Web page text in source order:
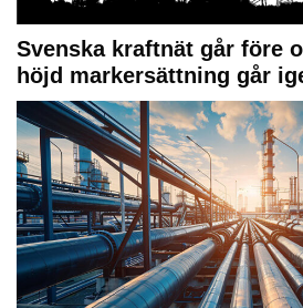
Svenska kraftnät går före
höjd markersättning går